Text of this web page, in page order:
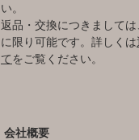
い。
返品・交換につきまして
に限り可能です。詳しくは
てをご覧ください。
会社概要